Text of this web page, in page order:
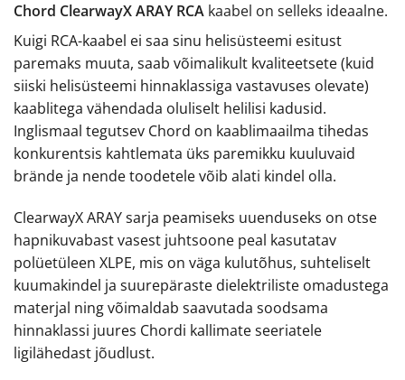
Chord ClearwayX ARAY RCA kaabel on selleks ideaalne.
Kuigi RCA-kaabel ei saa sinu helisüsteemi esitust
paremaks muuta, saab võimalikult kvaliteetsete (kuid
siiski helisüsteemi hinnaklassiga vastavuses olevate)
kaablitega vähendada oluliselt helilisi kadusid.
Inglismaal tegutsev Chord on kaablimaailma tihedas
konkurentsis kahtlemata üks paremikku kuuluvaid
brände ja nende toodetele võib alati kindel olla.
ClearwayX ARAY sarja peamiseks uuenduseks on otse
hapnikuvabast vasest juhtsoone peal kasutatav
polüetüleen XLPE, mis on väga kulutõhus, suhteliselt
kuumakindel ja suurepäraste dielektriliste omadustega
materjal ning võimaldab saavutada soodsama
hinnaklassi juures Chordi kallimate seeriatele
ligilähedast jõudlust.